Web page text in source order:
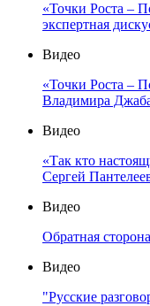
«Точки Роста –
экспертная
Видео
«Точки Роста –
Владимира
Видео
«Так кто
Сергей
Видео
Обратная
Видео
"Русские